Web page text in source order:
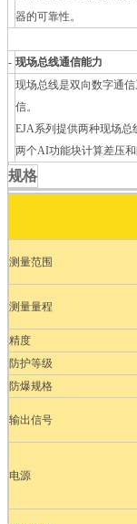
器的可靠性。
- 现场总线通信能力
现场总线是双向数字通
信。
EJA系列提供两种现场
两个AI功能块计算差压
规格
测量范围
测量量程
精度
防护等级
防爆规格
输出信号
电源